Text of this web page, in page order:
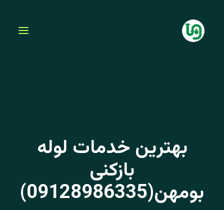
بهترین خدمات لوله
بازکنی
بومهن(09128986335)